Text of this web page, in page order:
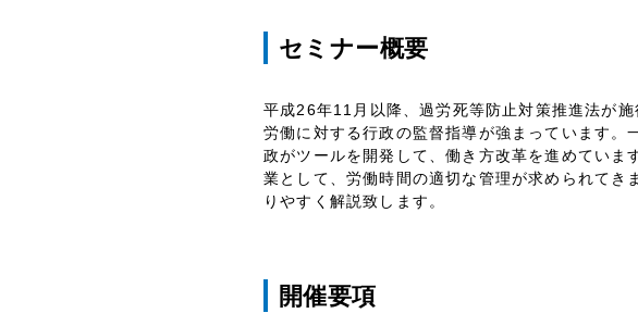
セミナー概要
平成26年11月以降、過労死等防止対策推進法が
労働に対する行政の監督指導が強まっています
政がツールを開発して、働き方改革を進めてい
業として、労働時間の適切な管理が求められて
りやすく解説致します。
開催要項